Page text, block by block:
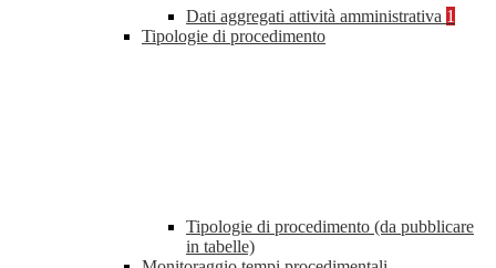
Dati aggregati attività amministrativa 1
Tipologie di procedimento
Tipologie di procedimento (da pubblicare
in tabelle)